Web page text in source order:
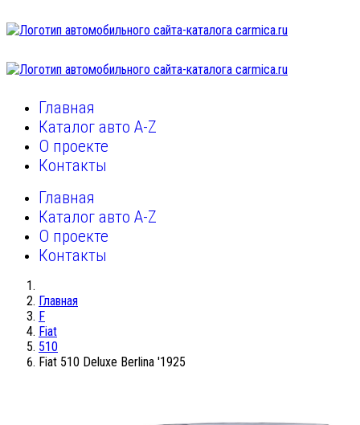
Главная
Каталог авто A-Z
О проекте
Контакты
Главная
Каталог авто A-Z
О проекте
Контакты
Главная
F
Fiat
510
Fiat 510 Deluxe Berlina '1925